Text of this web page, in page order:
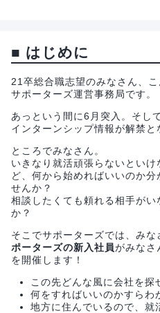
■ はじめに
21卒総合職志望のみなさん、こ
サポーターズ運営事務局です。
あっという間に6月突入。そし
インターンシップ情報が解禁と
ところでみなさん。
いきなり就活頑張らないとい
ど、何から始めればいいのか
せんか？
相談したくても頼れる相手が
か？
そこでサポーターズでは、み
ポーターズの新入社員がみなさ
を開催します！
この先どんな風に会社を探
何をすればいいのかすらわ
地方に住んでいるので、就